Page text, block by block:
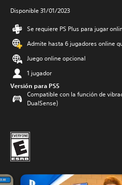
Disponible 31/01/2023
Se requiere PS Plus para jugar
Admite hasta 6 jugadores online
Juego online opcional
1 jugador
Versión para PS5
Compatible con la función de
DualSense)